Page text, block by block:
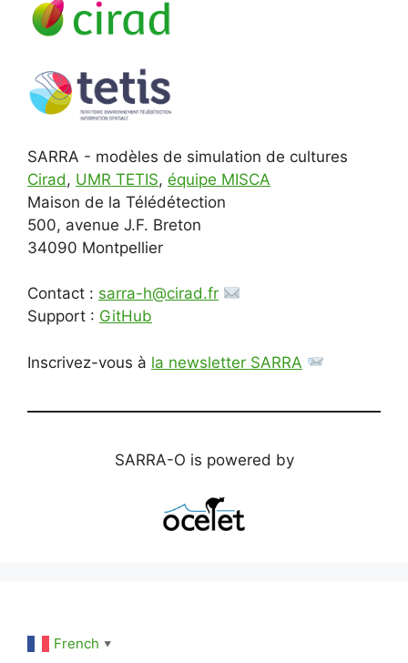
SARRA - modèles de simulation de cultures
Cirad, UMR TETIS, équipe MISCA
Maison de la Télédétection
500, avenue J.F. Breton
34090 Montpellier
Contact : sarra-h@cirad.fr
Support : GitHub
Inscrivez-vous à la newsletter SARRA
SARRA-O is powered by
French ▼